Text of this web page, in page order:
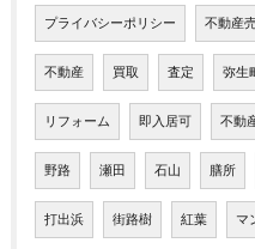
プライバシーポリシー 不動産
不動産 買取 査定 弥生
リフォーム 即入居可 不動
野路 瀬田 石山 膳所
打出浜 街路樹 紅葉 マ